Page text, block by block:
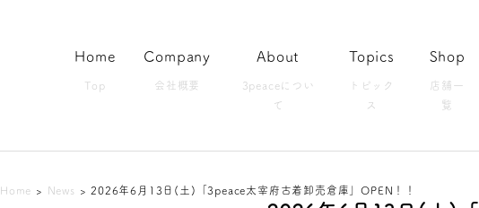
Home
Top
Company
会社概要
About
3peaceについ
て
Topics
トピック
ス
Shop
店舗一
覧
Home > News > 2026年6月13日(土)「3peace太宰府古着卸売倉庫」OPEN！！